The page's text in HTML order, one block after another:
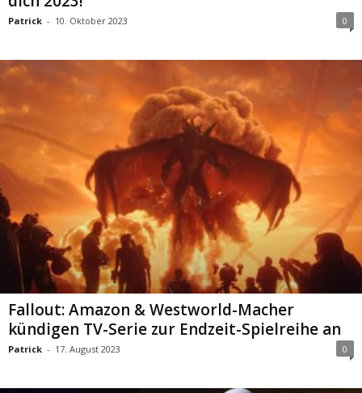
Patrick - 10. Oktober 2023 0
Fallout: Amazon & Westworld-Macher
kündigen TV-Serie zur Endzeit-Spielreihe an
Patrick - 17. August 2023 0